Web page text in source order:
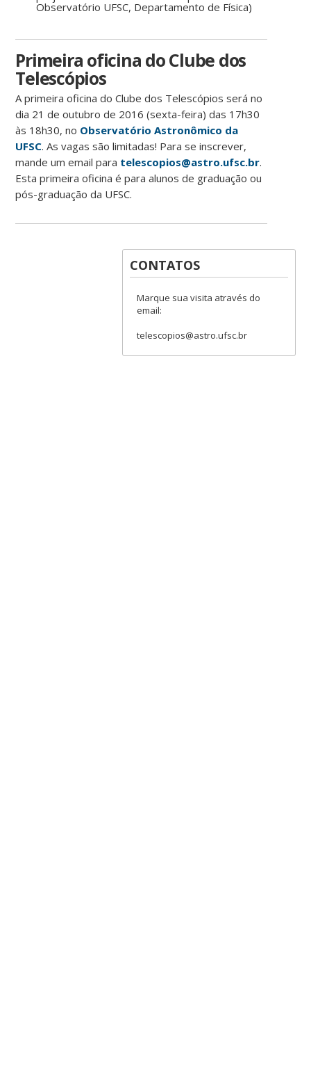
Observatório UFSC, Departamento de Física)
Primeira oficina do Clube dos
Telescópios
A primeira oficina do Clube dos Telescópios será no
dia 21 de outubro de 2016 (sexta-feira) das 17h30
às 18h30, no Observatório Astronômico da
UFSC. As vagas são limitadas! Para se inscrever,
mande um email para telescopios@astro.ufsc.br.
Esta primeira oficina é para alunos de graduação ou
pós-graduação da UFSC.
CONTATOS
Marque sua visita através do
email:
telescopios@astro.ufsc.br